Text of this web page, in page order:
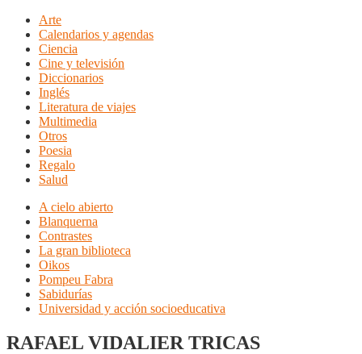
Arte
Calendarios y agendas
Ciencia
Cine y televisión
Diccionarios
Inglés
Literatura de viajes
Multimedia
Otros
Poesia
Regalo
Salud
A cielo abierto
Blanquerna
Contrastes
La gran biblioteca
Oikos
Pompeu Fabra
Sabidurías
Universidad y acción socioeducativa
RAFAEL VIDALIER TRICAS